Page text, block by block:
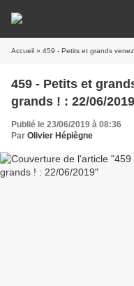
Accueil » 459 - Petits et grands
459 - Petits et
grands ! : 22/06/2019
Publié le 23/06/2019 à 08:36
Par Olivier Hépiègne